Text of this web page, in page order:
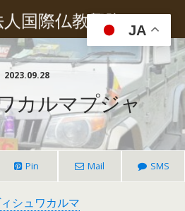
公益財団法人国際仏教興隆協会
2023.09.28
カルマプジャ
Pin Mail SMS
シュワカルマ
JA